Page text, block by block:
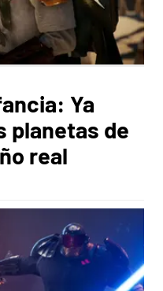
Ya
planetas de
real